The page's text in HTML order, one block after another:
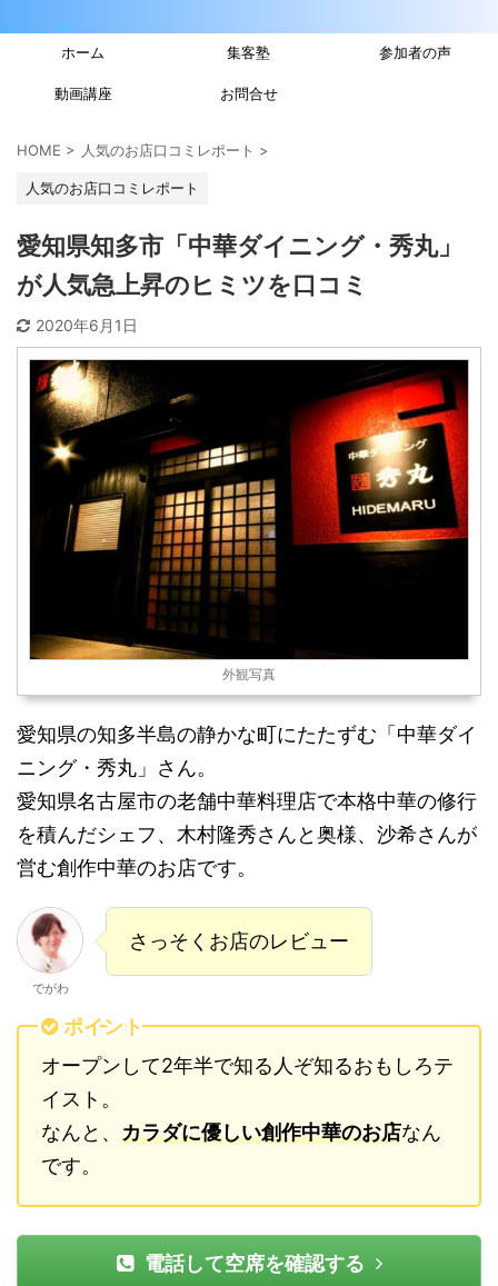
ホーム 集客塾 参加者の声
動画講座 お問合せ
HOME > 人気のお店口コミレポート >
人気のお店口コミレポート
愛知県知多市「中華ダイニング・秀丸」
が人気急上昇のヒミツを口コミ
2020年6月1日
外観写真
愛知県の知多半島の静かな町にたたずむ「中華ダイ
ニング・秀丸」さん。
愛知県名古屋市の老舗中華料理店で本格中華の修行
を積んだシェフ、木村隆秀さんと奥様、沙希さんが
営む創作中華のお店です。
でがわ
さっそくお店のレビュー
ポイント
オープンして2年半で知る人ぞ知るおもしろテ
イスト。
なんと、 カラダに優しい創作中華のお店なん
です。
電話して空席を確認する